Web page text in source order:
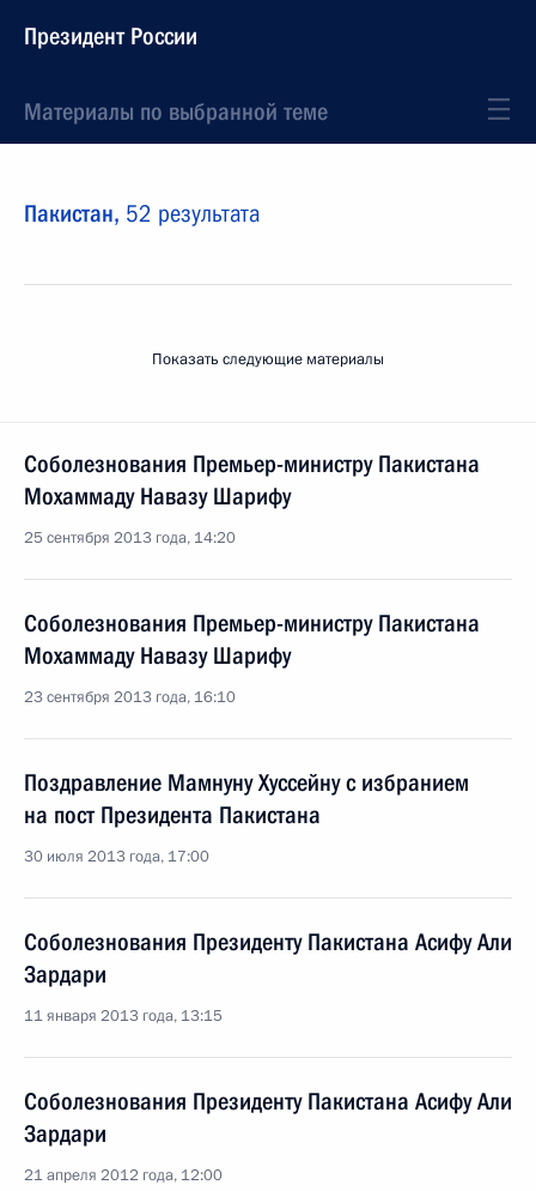
Президент России
Материалы по выбранной теме
Пакистан, 52 результата
Показать следующие материалы
Соболезнования Премьер-министру Пакистана
Мохаммаду Навазу Шарифу
25 сентября 2013 года, 14:20
Соболезнования Премьер-министру Пакистана
Мохаммаду Навазу Шарифу
23 сентября 2013 года, 16:10
Поздравление Мамнуну Хуссейну с избранием
на пост Президента Пакистана
30 июля 2013 года, 17:00
Соболезнования Президенту Пакистана Асифу Али
Зардари
11 января 2013 года, 13:15
Соболезнования Президенту Пакистана Асифу Али
Зардари
21 апреля 2012 года, 12:00